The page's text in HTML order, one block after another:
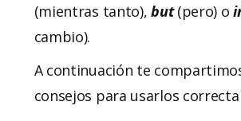
(mientras tanto),but (pero) o
cambio).
A continuación te
consejos para usarlos